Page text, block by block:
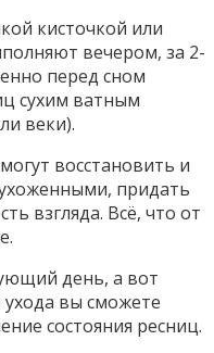
кисточкой или
вечером, за 2-
перед сном
сухим ватным
веки).
восстановить и
придать
взгляда. Всё, что от
день, а вот
вы сможете
состояния ресниц.